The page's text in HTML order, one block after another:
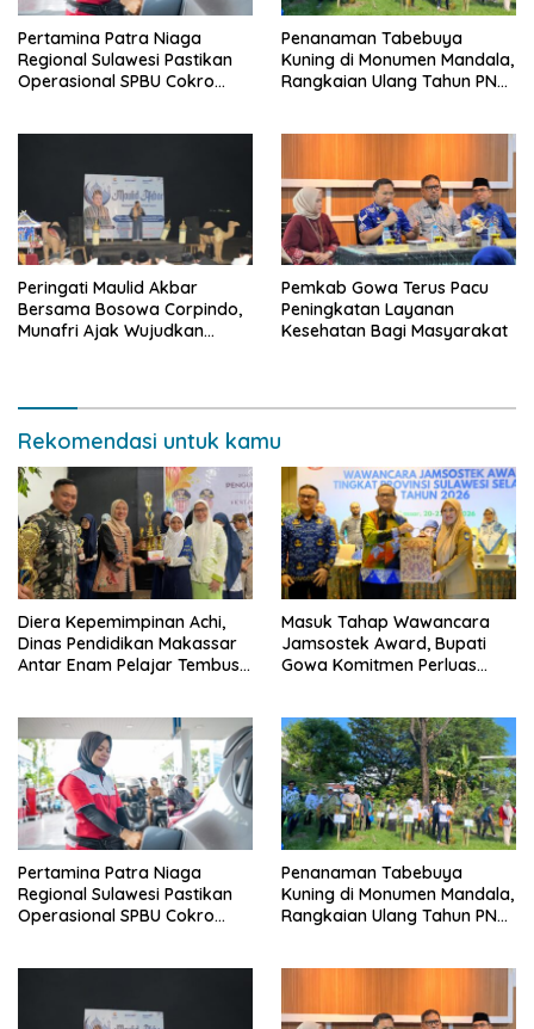
Pertamina Patra Niaga
Regional Sulawesi Pastikan
Operasional SPBU Cokro
Penanaman Tabebuya
Kuning di Monumen Mandala,
Rangkaian Ulang Tahun PNM
Peringati Maulid Akbar
Bersama Bosowa Corpindo,
Munafri Ajak Wujudkan
Pemkab Gowa Terus Pacu
Peningkatan Layanan
Kesehatan Bagi Masyarakat
Rekomendasi untuk kamu
Diera Kepemimpinan Achi,
Dinas Pendidikan Makassar
Antar Enam Pelajar Tembus
Masuk Tahap Wawancara
Jamsostek Award, Bupati
Gowa Komitmen Perluas
Pertamina Patra Niaga
Regional Sulawesi Pastikan
Operasional SPBU Cokro
Penanaman Tabebuya
Kuning di Monumen Mandala,
Rangkaian Ulang Tahun PNM